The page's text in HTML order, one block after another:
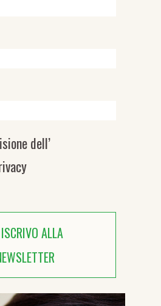
dell’
ALLA